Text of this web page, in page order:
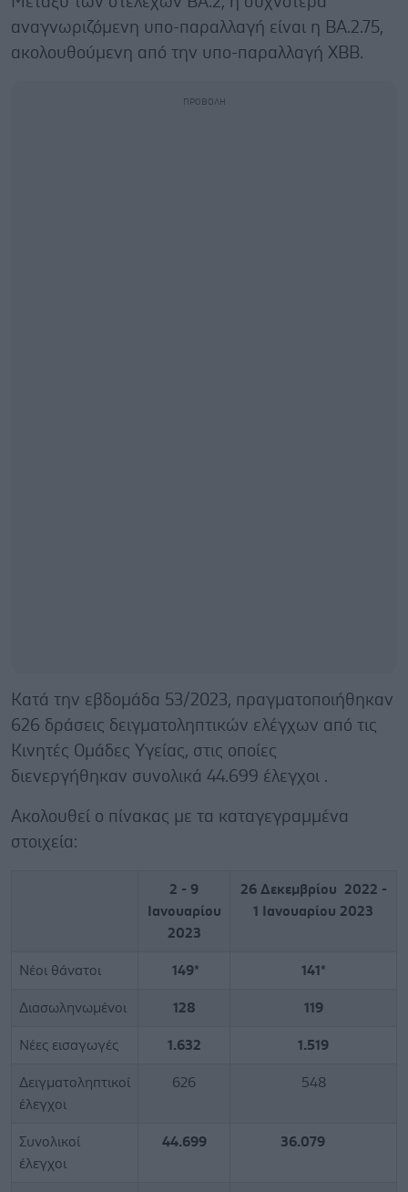
αναγνωριζόμενη υπο-παραλλαγή είναι η BA.2.75,
ακολουθούμενη από την υπο-παραλλαγή XBB.
Κατά την εβδομάδα 53/2023, πραγματοποιήθηκαν
626 δράσεις δειγματοληπτικών ελέγχων από τις
Κινητές Ομάδες Υγείας, στις οποίες
διενεργήθηκαν συνολικά 44.699 έλεγχοι .
Ακολουθεί ο πίνακας με τα καταγεγραμμένα
στοιχεία:
2 - 9
Ιανουαρίου
2023
26 Δεκεμβρίου 2022 -
1 Ιανουαρίου 2023
Νέοι θάνατοι 149* 141*
Διασωληνωμένοι 128 119
Νέες εισαγωγές 1.632 1.519
Δειγματοληπτικοί
έλεγχοι
626 548
Συνολικοί
έλεγχοι
44.699 36.079